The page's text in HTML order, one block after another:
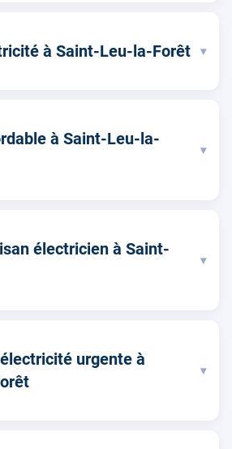
à Saint-Leu-la-Forêt ▾
à Saint-Leu-la-
▾
électricien à Saint-
▾
urgente à
▾